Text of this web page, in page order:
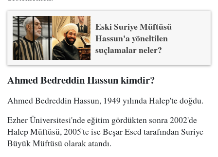
Eski Suriye Müftüsü
Hassun'a yöneltilen
suçlamalar neler?
Ahmed Bedreddin Hassun kimdir?
Ahmed Bedreddin Hassun, 1949 yılında Halep'te doğdu.
Ezher Üniversitesi'nde eğitim gördükten sonra 2002'de
Halep Müftüsü, 2005'te ise Beşar Esed tarafından Suriye
Büyük Müftüsü olarak atandı.